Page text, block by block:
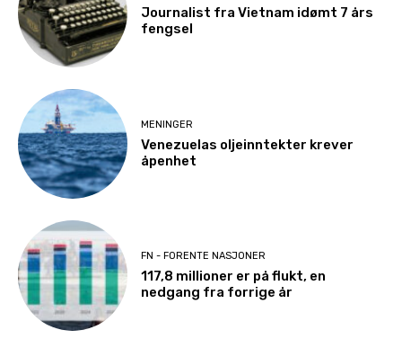
Journalist fra Vietnam idømt 7 års
fengsel
MENINGER
Venezuelas oljeinntekter krever
åpenhet
FN - FORENTE NASJONER
117,8 millioner er på flukt, en
nedgang fra forrige år